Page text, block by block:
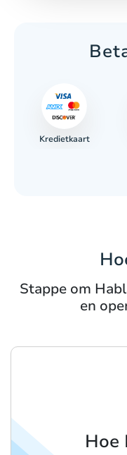
Kredietkaart
Stappe om
en
Hoe